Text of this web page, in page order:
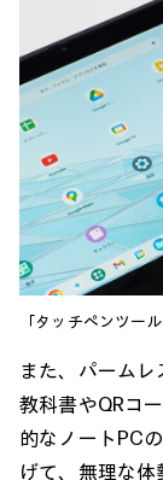
「タッチペンツー
また、パームレ
教科書やQRコ
的なノートPC
げて、無理な